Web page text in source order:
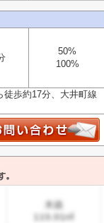
50%
100%
徒歩約17分、大井町線